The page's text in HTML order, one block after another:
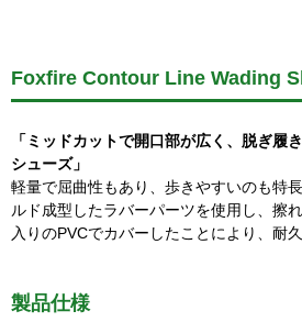
Foxfire Contour Line Wading
「ミッドカットで開口部が広く、脱ぎ履
シューズ」
軽量で屈曲性もあり、歩きやすいのも特
ルド成型したラバーパーツを使用し、擦
入りのPVCでカバーしたことにより、耐
製品仕様